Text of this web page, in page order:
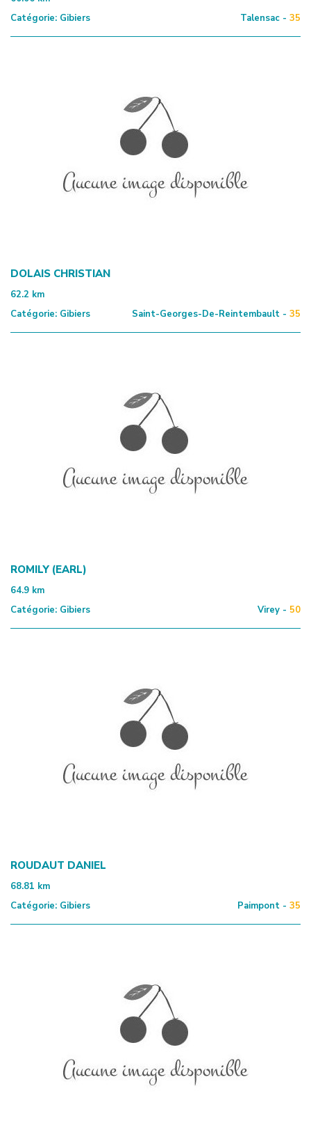
Catégorie: Gibiers Talensac - 35
DOLAIS CHRISTIAN
62.2 km
Catégorie: Gibiers Saint-Georges-De-Reintembault - 35
ROMILY (EARL)
64.9 km
Catégorie: Gibiers Virey - 50
ROUDAUT DANIEL
68.81 km
Catégorie: Gibiers Paimpont - 35